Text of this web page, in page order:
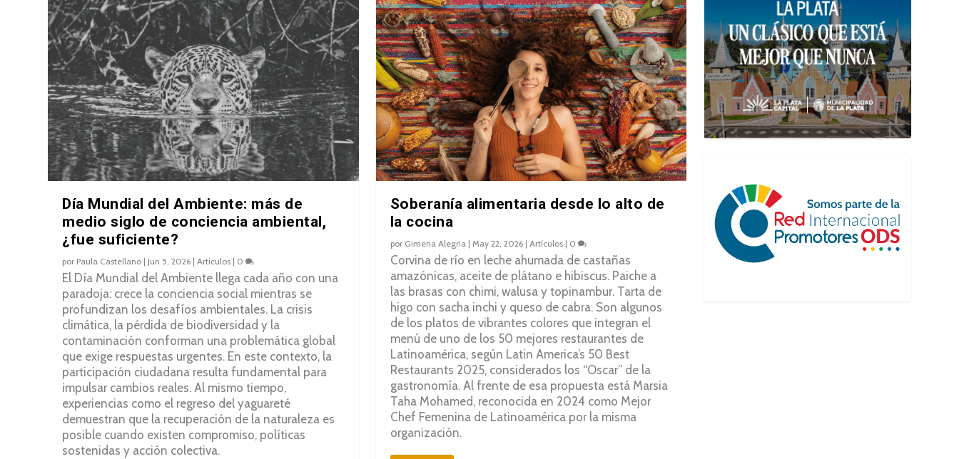
Día Mundial del Ambiente: más de
medio siglo de conciencia ambiental,
¿fue suficiente?
por Paula Castellano | Jun 5, 2026 |Artículos | 0
El Día Mundial del Ambiente llega cada año con una
paradoja: crece la conciencia social mientras se
profundizan los desafíos ambientales. La crisis
climática, la pérdida de biodiversidad y la
contaminación conforman una problemática global
que exige respuestas urgentes. En este contexto, la
participación ciudadana resulta fundamental para
impulsar cambios reales. Al mismo tiempo,
experiencias como el regreso del yaguareté
demuestran que la recuperación de la naturaleza es
posible cuando existen compromiso, políticas
sostenidas y acción colectiva.
Soberanía alimentaria desde lo alto de
la cocina
por Gimena Alegria| May 22, 2026| Artículos| 0
Corvina de río en leche ahumada de castañas
amazónicas, aceite de plátano e hibiscus. Paiche a
las brasas con chimi, walusa y topinambur. Tarta de
higo con sacha inchi y queso de cabra. Son algunos
de los platos de vibrantes colores que integran el
menú de uno de los 50 mejores restaurantes de
Latinoamérica, según Latin America’s 50 Best
Restaurants 2025, considerados los “Oscar” de la
gastronomía. Al frente de esa propuesta está Marsia
Taha Mohamed, reconocida en 2024 como Mejor
Chef Femenina de Latinoamérica por la misma
organización.